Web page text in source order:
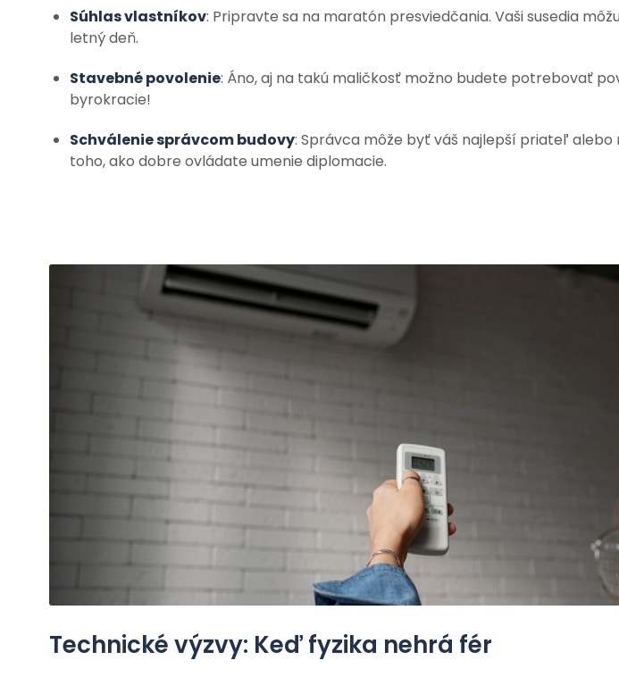
Súhlas vlastníkov: Pripravte sa na maratón presviedčania. Vaši susedia
letný deň.
Stavebné povolenie: Áno, aj na takú maličkosť možno budete potrebovať
byrokracie!
Schválenie správcom budovy: Správca môže byť váš najlepší priateľ
toho, ako dobre ovládate umenie diplomacie.
Technické výzvy: Keď fyzika nehrá fér